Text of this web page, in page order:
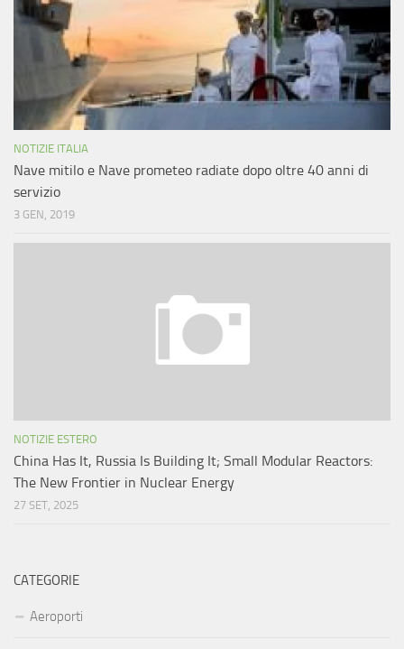
NOTIZIE ITALIA
Nave mitilo e Nave prometeo radiate dopo oltre 40 anni di
servizio
3 GEN, 2019
NOTIZIE ESTERO
China Has It, Russia Is Building It; Small Modular Reactors:
The New Frontier in Nuclear Energy
27 SET, 2025
CATEGORIE
Aeroporti